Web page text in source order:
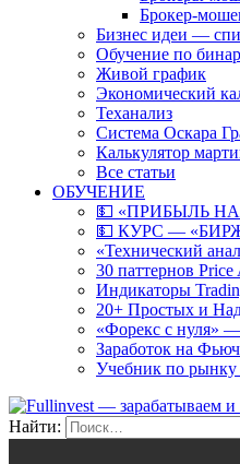
Брокер-
Бизнес идеи —
Обучение по
Живой график
Экономический
Теханализ
Система Оскара
Калькулятор
Все статьи
ОБУЧЕНИЕ
💵 «ПРИБЫЛЬ
💵 КУРС —
«Технический
30 паттернов
Индикаторы
20+ Простых и
«Форекс с нуля»
Заработок на
Учебник по
Найти: